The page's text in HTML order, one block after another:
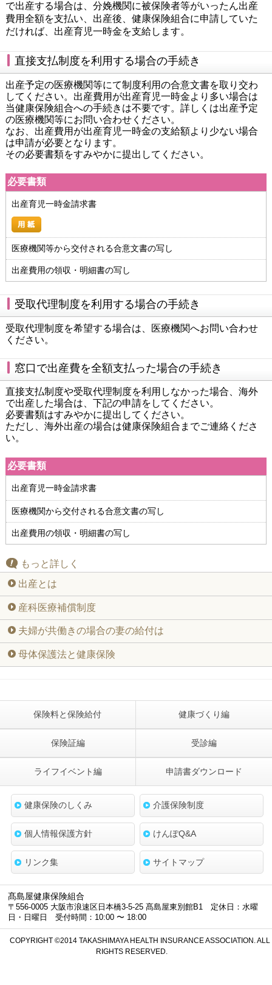
で出産する場合は、分娩機関に被保険者等がいったん出産
費用全額を支払い、出産後、健康保険組合に申請していた
だければ、出産育児一時金を支給します。
直接支払制度を利用する場合の手続き
出産予定の医療機関等にて制度利用の合意文書を取り交わ
してください。出産費用が出産育児一時金より多い場合は
当健康保険組合への手続きは不要です。詳しくは出産予定
の医療機関等にお問い合わせください。
なお、出産費用が出産育児一時金の支給額より少ない場合
は申請が必要となります。
その必要書類をすみやかに提出してください。
必要書類
出産育児一時金請求書
医療機関等から交付される合意文書の写し
出産費用の領収・明細書の写し
受取代理制度を利用する場合の手続き
受取代理制度を希望する場合は、医療機関へお問い合わせ
ください。
窓口で出産費を全額支払った場合の手続き
直接支払制度や受取代理制度を利用しなかった場合、海外
で出産した場合は、下記の申請をしてください。
必要書類はすみやかに提出してください。
ただし、海外出産の場合は健康保険組合までご連絡くださ
い。
必要書類
出産育児一時金請求書
医療機関から交付される合意文書の写し
出産費用の領収・明細書の写し
もっと詳しく
出産とは
産科医療補償制度
夫婦が共働きの場合の妻の給付は
母体保護法と健康保険
保険料と保険給付 健康づくり編
保険証編 受診編
ライフイベント編 申請書ダウンロード
健康保険のしくみ 介護保険制度
個人情報保護方針 けんぽQ&A
リンク集 サイトマップ
髙島屋健康保険組合
〒556-0005 大阪市浪速区日本橋3-5-25 髙島屋東別館B1 定休日：水曜
日・日曜日 受付時間：10:00 〜 18:00
COPYRIGHT ©2014 TAKASHIMAYA HEALTH INSURANCE ASSOCIATION. ALL
RIGHTS RESERVED.